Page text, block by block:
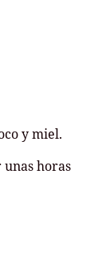
y miel.
horas